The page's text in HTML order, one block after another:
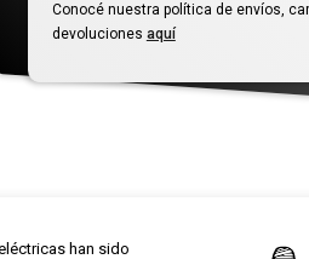
Conocé nuestra política de envíos,
devoluciones aquí
han sido